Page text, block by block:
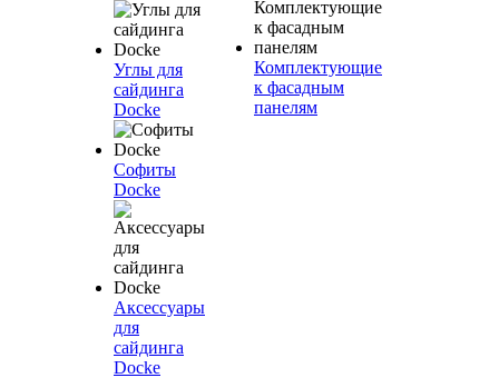
Углы для
сайдинга
Docke
Софиты
Docke
Аксессуары
для
сайдинга
Docke
Комплектующие
к фасадным
панелям